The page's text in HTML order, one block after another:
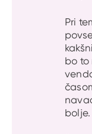
Pri
bo to
bolje.